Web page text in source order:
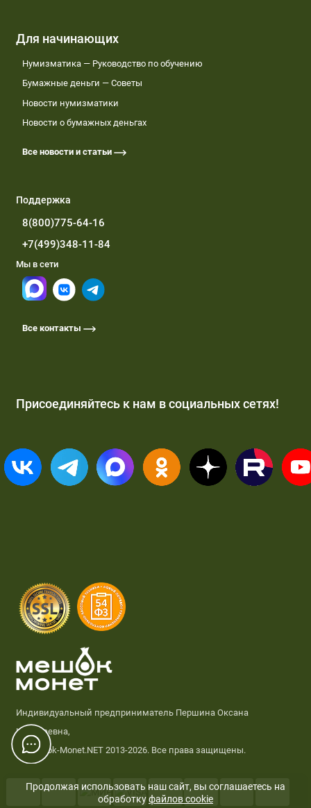
Для начинающих
Нумизматика — Руководство по обучению
Бумажные деньги — Советы
Новости нумизматики
Новости о бумажных деньгах
Все новости и статьи
Поддержка
8(800)775-64-16
+7(499)348-11-84
Мы в сети
Все контакты
Присоединяйтесь к нам в социальных сетях!
Индивидуальный предприниматель Першина Оксана
Николаевна,
© Meshok-Monet.NET 2013-2026. Все права защищены.
Продолжая использовать наш сайт, вы соглашаетесь на
обработкуфайлов cookie